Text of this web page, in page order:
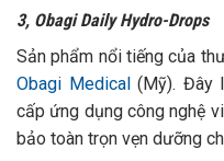
3, Obagi Daily Hydro-Drops
Sản phẩm nổi tiếng của
Obagi Medical(Mỹ). Đây
cấp ứng dụng công nghệ
bảo toàn trọn vẹn dưỡng